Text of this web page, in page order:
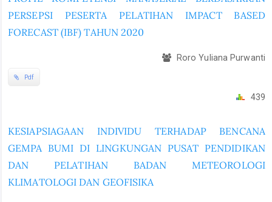
PERSEPSI PESERTA PELATIHAN IMPACT BASED
FORECAST (IBF) TAHUN 2020
Roro Yuliana Purwanti
Pdf
439
KESIAPSIAGAAN INDIVIDU TERHADAP BENCANA
GEMPA BUMI DI LINGKUNGAN PUSAT PENDIDIKAN
DAN PELATIHAN BADAN METEOROLOGI
KLIMATOLOGI DAN GEOFISIKA